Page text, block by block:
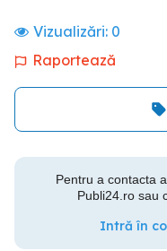
Vizualizări: 0
Raportează
Pentru a contacta
Publi24.ro sau
Intră în